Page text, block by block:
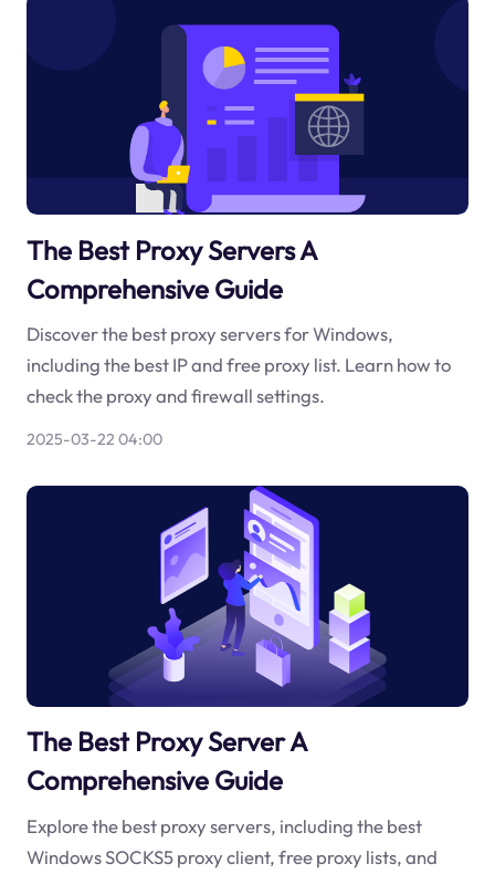
The Best Proxy Servers A
Comprehensive Guide
Discover the best proxy servers for Windows,
including the best IP and free proxy list. Learn how to
check the proxy and firewall settings.
2025-03-22 04:00
The Best Proxy Server A
Comprehensive Guide
Explore the best proxy servers, including the best
Windows SOCKS5 proxy client, free proxy lists, and